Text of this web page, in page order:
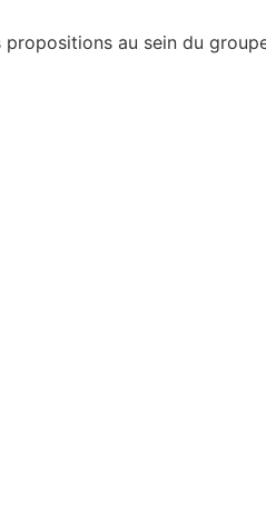
propositions au sein du